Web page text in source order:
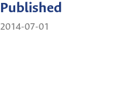
Published
2014-07-01